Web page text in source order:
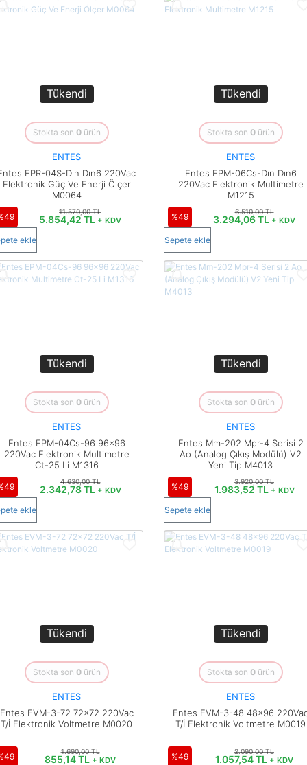
Tükendi
Stokta son 0ürün
ENTES
EPR-04S-Dın Dın6 220Vac
Elektronik Güç Ve Enerji Ölçer
M0064
11.570,00 TL
5.854,42 TL + KDV
ekle
Tükendi
Stokta son 0ürün
ENTES
Entes EPM-06Cs-Dın Dın6
220Vac Elektronik Multimetre
M1215
%49 6.510,00 TL
3.294,06 TL + KDV
Sepete ekle
Tükendi
Stokta son 0ürün
ENTES
Entes EPM-04Cs-96 96x96
220Vac Elektronik Multimetre
Ct-25 Li M1316
4.630,00 TL
2.342,78 TL + KDV
ekle
Tükendi
Stokta son 0ürün
ENTES
Entes Mm-202 Mpr-4 Serisi 2
Ao (Analog Çıkış Modülü) V2
Yeni Tip M4013
%49 3.920,00 TL
1.983,52 TL + KDV
Sepete ekle
Tükendi
Stokta son 0ürün
ENTES
Entes EVM-3-72 72x72 220Vac
T/İ Elektronik Voltmetre M0020
1.690,00 TL
855,14 TL + KDV
Tükendi
Stokta son 0ürün
ENTES
Entes EVM-3-48 48x96
T/İ Elektronik Voltmetre M0019
%49 2.090,00 TL
1.057,54 TL + KDV